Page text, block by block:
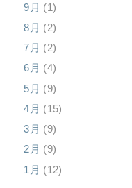
9月 (1)
8月 (2)
7月 (2)
6月 (4)
5月 (9)
4月 (15)
3月 (9)
2月 (9)
1月 (12)